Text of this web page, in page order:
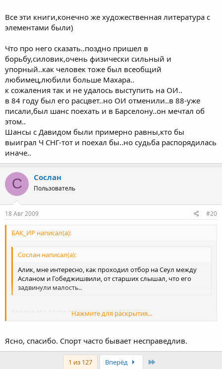
Все эти книги,конечно же художественная литература с
элементами были)
Что про него сказать..поздно пришел в
борьбу,силовик,очень физически сильный и
упорный..как человек тоже был всеобщий
любимец,любили больше Махара..
к сожаления так и не удалось выступить на ОИ..
в 84 году был его расцвет..но ОИ отменили..в 88-уже
писали,был шанс поехать и в Барселону..он мечтал об
этом..
Шансы с Давидом были примерно равны,кто бы
выиграл Ч СНГ-тот и поехал бы..но судьба распорядилась
иначе..
C Cослан
Пользователь
18 Авг 2009 #20
БАК_ИР написал(а):
Cослан написал(а):
Алик, мне интересно, как проходил отбор на Сеул между
Асланом и Гобеджишвили, от старших слышал, что его
задвинули малость..
Короче его после того,как он стал Ч
сказали,ты 100% едешь на ОИ ,мы тебя освобождаем от Союза
иди спокойно готовься,качайся,не переживай ты первый
номер(он был для тяжей легким..)..и неожиданно вызывают на
прикидку с Гобеджишвили..
Нажмите для раскрытия...
Ясно, спасибо. Спорт часто бывает несправедлив.
1 из 127 Вперёд